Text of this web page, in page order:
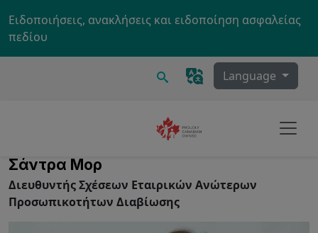
Ειδοποιήσεις, ανακλήσεις και ειδοποίηση ασφαλείας
πεδίου
Ερευνα Language
Σάντρα Μορ
Διευθυντής Σχέσεων Εταιρικών Ανώτερων
Προσωπικοτήτων Διαβίωσης